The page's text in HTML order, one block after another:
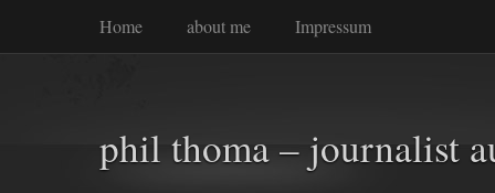
Home about me Impressum
phil thoma – journalist